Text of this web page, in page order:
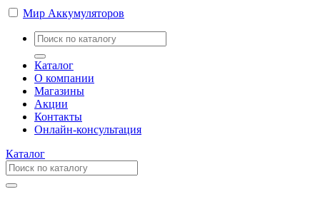
Мир Аккумуляторов
Каталог
О компании
Магазины
Акции
Контакты
Онлайн-консультация
Каталог